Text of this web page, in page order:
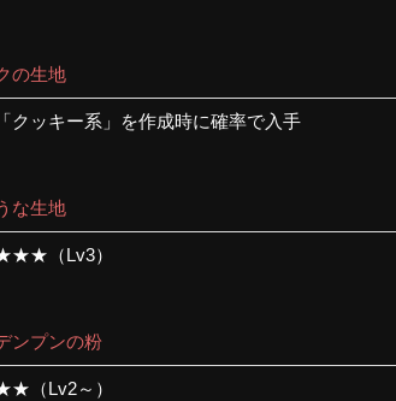
の生地
クッキー系」を作成時に確率で入手
な生地
（Lv3）
ンプンの粉
（Lv2～）